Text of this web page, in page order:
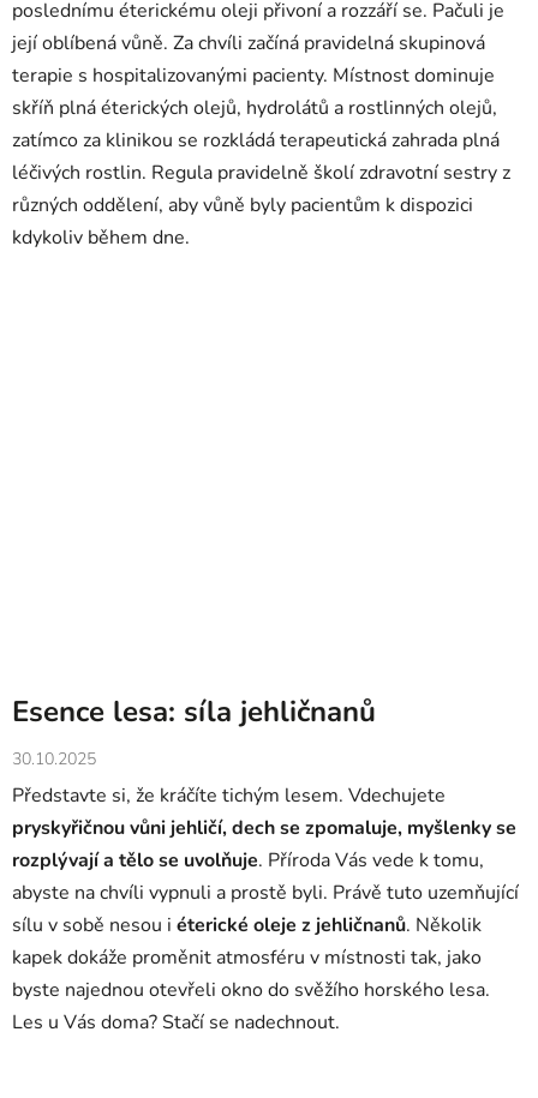
poslednímu éterickému oleji přivoní a rozzáří se. Pačuli je
její oblíbená vůně. Za chvíli začíná pravidelná skupinová
terapie s hospitalizovanými pacienty. Místnost dominuje
skříň plná éterických olejů, hydrolátů a rostlinných olejů,
zatímco za klinikou se rozkládá terapeutická zahrada plná
léčivých rostlin. Regula pravidelně školí zdravotní sestry z
různých oddělení, aby vůně byly pacientům k dispozici
kdykoliv během dne.
Esence lesa: síla jehličnanů
30.10.2025
Představte si, že kráčíte tichým lesem. Vdechujete
pryskyřičnou vůni jehličí, dech se zpomaluje, myšlenky se
rozplývají a tělo se uvolňuje. Příroda Vás vede k tomu,
abyste na chvíli vypnuli a prostě byli. Právě tuto uzemňující
sílu v sobě nesou i éterické oleje z jehličnanů. Několik
kapek dokáže proměnit atmosféru v místnosti tak, jako
byste najednou otevřeli okno do svěžího horského lesa.
Les u Vás doma? Stačí se nadechnout.